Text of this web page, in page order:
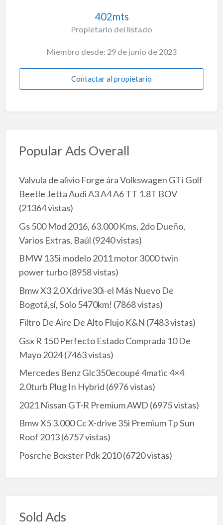
402mts
Propietario del listado
Miembro desde: 29 de junio de 2023
Contactar al propietario
Popular Ads Overall
Valvula de alivio Forge ára Volkswagen GTi Golf
Beetle Jetta Audi A3 A4 A6 TT 1.8T BOV
(21364 vistas)
Gs 500 Mod 2016, 63.000 Kms, 2do Dueño,
Varios Extras, Baúl (9240 vistas)
BMW 135i modelo 2011 motor 3000 twin
power turbo(8958 vistas)
Bmw X3 2.0 Xdrive30i-el Más Nuevo De
Bogotá,sí, Solo 5470km! (7868 vistas)
Filtro De Aire De Alto Flujo K&N (7483 vistas)
Gsx R 150 Perfecto Estado Comprada 10 De
Mayo 2024(7463 vistas)
Mercedes Benz Glc350ecoupé 4matic 4×4
2.0turb Plug In Hybrid (6976 vistas)
2021 Nissan GT-R Premium AWD (6975 vistas)
Bmw X5 3.000 Cc X-drive 35i Premium Tp Sun
Roof 2013(6757 vistas)
Posrche Boxster Pdk 2010(6720 vistas)
Sold Ads